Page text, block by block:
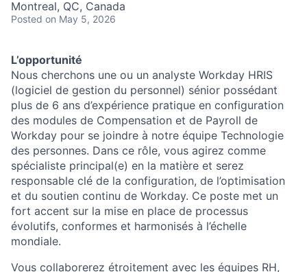
Montreal, QC, Canada
Posted on May 5, 2026
L’opportunité
Nous cherchons une ou un analyste Workday HRIS
(logiciel de gestion du personnel) sénior possédant
plus de 6 ans d’expérience pratique en configuration
des modules de Compensation et de Payroll de
Workday pour se joindre à notre équipe Technologie
des personnes. Dans ce rôle, vous agirez comme
spécialiste principal(e) en la matière et serez
responsable clé de la configuration, de l’optimisation
et du soutien continu de Workday. Ce poste met un
fort accent sur la mise en place de processus
évolutifs, conformes et harmonisés à l’échelle
mondiale.
Vous collaborerez étroitement avec les équipes RH,